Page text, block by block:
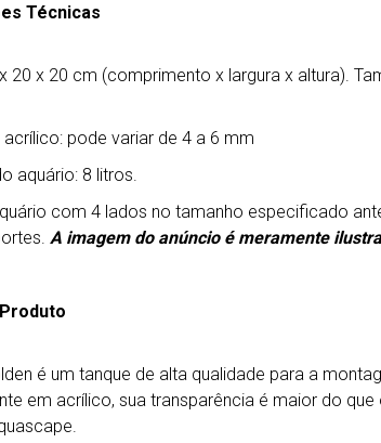
Técnicas
20 x 20 cm (comprimento x largura x altura).
acrílico: pode variar de 4 a 6 mm
aquário: 8 litros.
com 4 lados no tamanho especificado
A imagem do anúncio é meramente
é um tanque de alta qualidade para a
em acrílico, sua transparência é maior do